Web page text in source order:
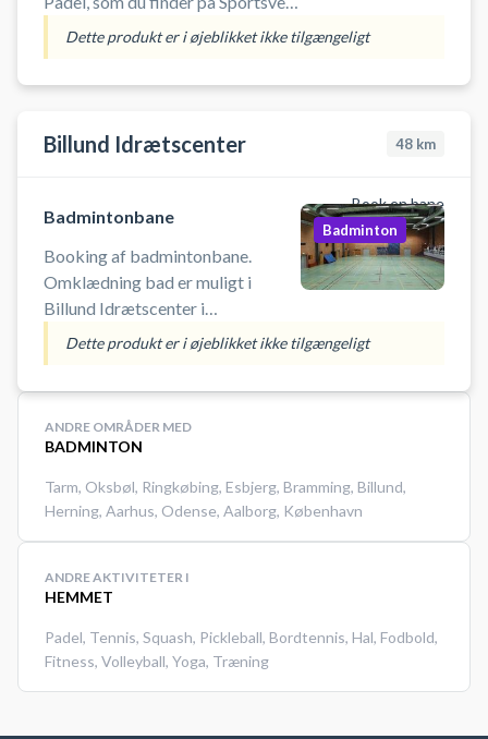
21, 6705 Esbjerg. Book en
badmintonbane og spil badminton
i Esbjerg. Indgang ved EFI-hallerne
Badmintonketchere kan i specielle
tilfælde lånes.
toiletfaciliteter er tilgængelige.
Dette produkt er i øjeblikket ikke tilgængeligt
Billund Idrætscenter 48 km
Book en bane
Badmintonbane
Booking af badmintonbane.
Omklædning bad er muligt i
Billund Idrætscenter i
fodboldafdelingen.
Badminton
Dette produkt er i øjeblikket ikke tilgængeligt
ANDRE OMRÅDER MED
BADMINTON
Tarm, Oksbøl, Ringkøbing, Esbjerg, Bramming, Billund,
Herning, Aarhus, Odense, Aalborg, København
ANDRE AKTIVITETER I
HEMMET
Padel, Tennis, Squash, Pickleball, Bordtennis, Hal, Fodbold,
Fitness, Volleyball, Yoga, Træning